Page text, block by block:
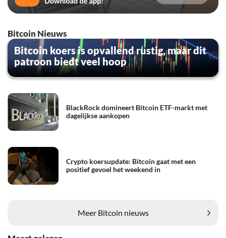
Bitcoin Nieuws
Bitcoin koers is opvallend rustig, maar dit
patroon biedt veel hoop
BlackRock domineert Bitcoin ETF-markt met
dagelijkse aankopen
Crypto koersupdate: Bitcoin gaat met een
positief gevoel het weekend in
Meer Bitcoin nieuws